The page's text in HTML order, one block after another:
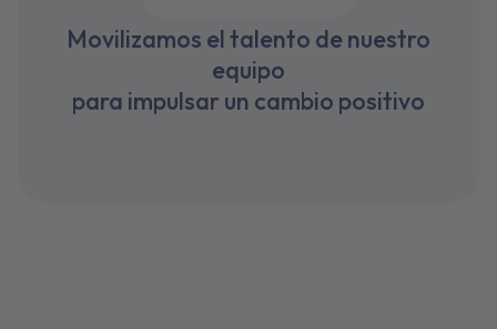
Movilizamos el talento de nuestro
equipo
para impulsar un cambio positivo